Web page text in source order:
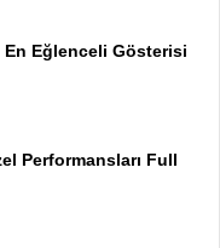
En Eğlenceli Gösterisi
Performansları Full